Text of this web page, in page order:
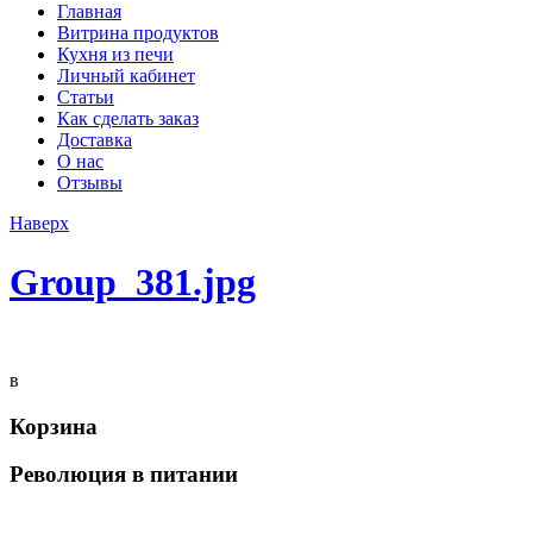
Главная
Витрина продуктов
Кухня из печи
Личный кабинет
Статьи
Как сделать заказ
Доставка
О нас
Отзывы
Наверх
Group_381.jpg
в
Корзина
Революция в питании